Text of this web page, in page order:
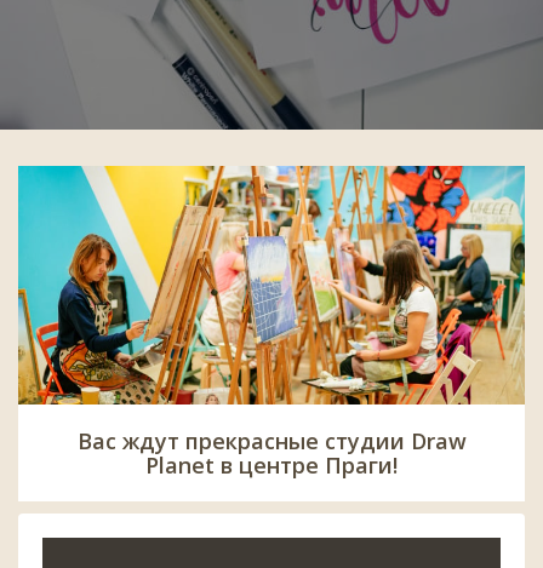
Вас ждут прекрасные студии Draw
Planet в центре Праги!